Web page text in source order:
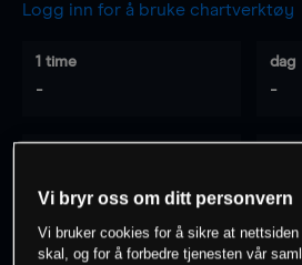
Logg inn for å bruke chartverktøy
1 time
-
dag
-
Vi bryr oss om ditt personvern
Vi bruker cookies for å sikre at
skal, og for å forbedre tjenesten vår